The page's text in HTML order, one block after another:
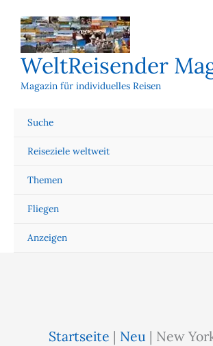
Inhalt
springen
WeltReisender
Magazin für individuelles Reisen
Suche
Reiseziele weltweit
Themen
Fliegen
Anzeigen
Startseite | Neu | New